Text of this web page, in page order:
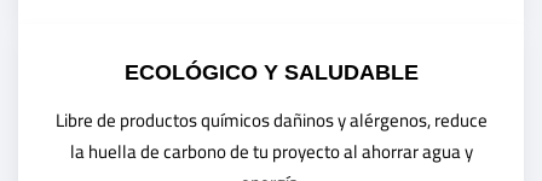
ECOLÓGICO Y SALUDABLE
Libre de productos químicos dañinos y alérgenos, reduce
la huella de carbono de tu proyecto al ahorrar agua y